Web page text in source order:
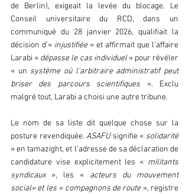
de Berlin), exigeait la levée du blocage. Le
Conseil universitaire du RCD, dans un
communiqué du 28 janvier 2026, qualifiait la
décision d’« injustifiée » et affirmait que l’affaire
Larabi « dépasse le cas individuel » pour révéler
« un système où l’arbitraire administratif peut
briser des parcours scientifiques ». Exclu
malgré tout, Larabi a choisi une autre tribune.
Le nom de sa liste dit quelque chose sur la
posture revendiquée. ASAFU signifie « solidarité
» en tamazight, et l’adresse de sa déclaration de
candidature vise explicitement les « militants
syndicaux », les « acteurs du mouvement
social» et les « compagnons de route », registre